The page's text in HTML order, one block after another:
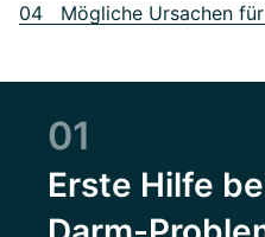
04 Mögliche Ursachen
01
Erste Hilfe